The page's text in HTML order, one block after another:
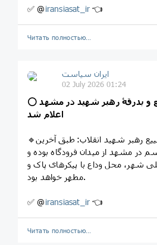
✅ @iransiasat_ir 👈
Читать полностью…
ایران سیاست
02 July 2026 01:24
‌⭕️و بدرقۀ رهبر شهید در مشهد
اعلام شد
🔹دبیر ستاد آیین تشییع رهبر شهید انقلاب: طبق آخرین
در مشهد از میدان فرودگاه بوده و
شهر، محل وداع با پیکرهای پاک و
مطهر خواهد بود.
✅ @iransiasat_ir 👈
Читать полностью…